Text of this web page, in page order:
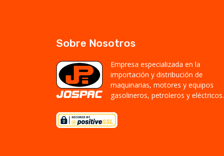
Sobre Nosotros
Empresa especializada en la
importación y distribución de
maquinarias, motores y equipos
gasolineros, petroleros y eléctricos.